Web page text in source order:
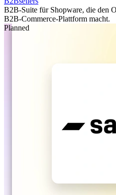
B2B-Suite für Shopware, die den
B2B-Commerce-Plattform macht.
Planned